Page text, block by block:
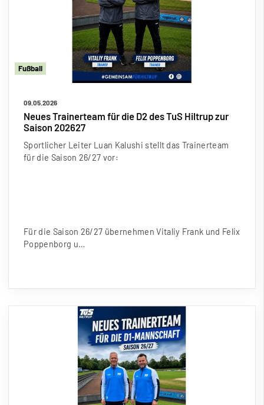
Fußball
09.05.2026
Neues Trainerteam für die D2 des TuS Hiltrup zur
Saison 202627
Sportlicher Leiter Luan Kalushi stellt das Trainerteam
für die Saison 26/27 vor:
Für die Saison 26/27 übernehmen Vitaliy Frank und Felix
Poppenborg u…